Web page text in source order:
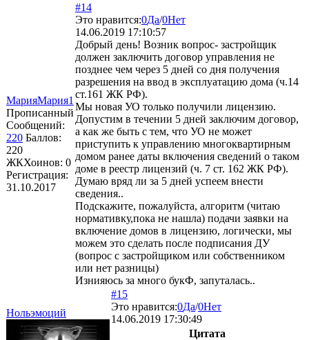
МарияМария1
Прописанный
Сообщений:
220 Баллов:
220
ЖКХоинов: 0
Регистрация:
31.10.2017
#14
Это нравится:0Да/0Нет
14.06.2019 17:10:57
Добрый день! Возник вопрос- застройщик
должен заключить договор управления не
позднее чем через 5 дней со дня получения
разрешения на ввод в эксплуатацию дома (ч.14
ст.161 ЖК РФ).
Мы новая УО только получили лицензию.
Допустим в течении 5 дней заключим договор,
а как же быть с тем, что УО не может
приступить к управлению многоквартирным
домом ранее даты включения сведений о таком
доме в реестр лицензий (ч. 7 ст. 162 ЖК РФ).
Думаю вряд ли за 5 дней успеем внести
сведения..
Подскажите, пожалуйста, алгоритм (читаю
нормативку,пока не нашла) подачи заявки на
включение домов в лицензию, логически, мы
можем это сделать после подписания ДУ
(вопрос с застройщиком или собственником
или нет разницы)
Изнияюсь за много букФ, запуталась..
Нольэмоций
#15
Это нравится:0Да/0Нет
14.06.2019 17:30:49
Цитата